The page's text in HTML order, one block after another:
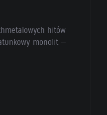
hitów
monolit –